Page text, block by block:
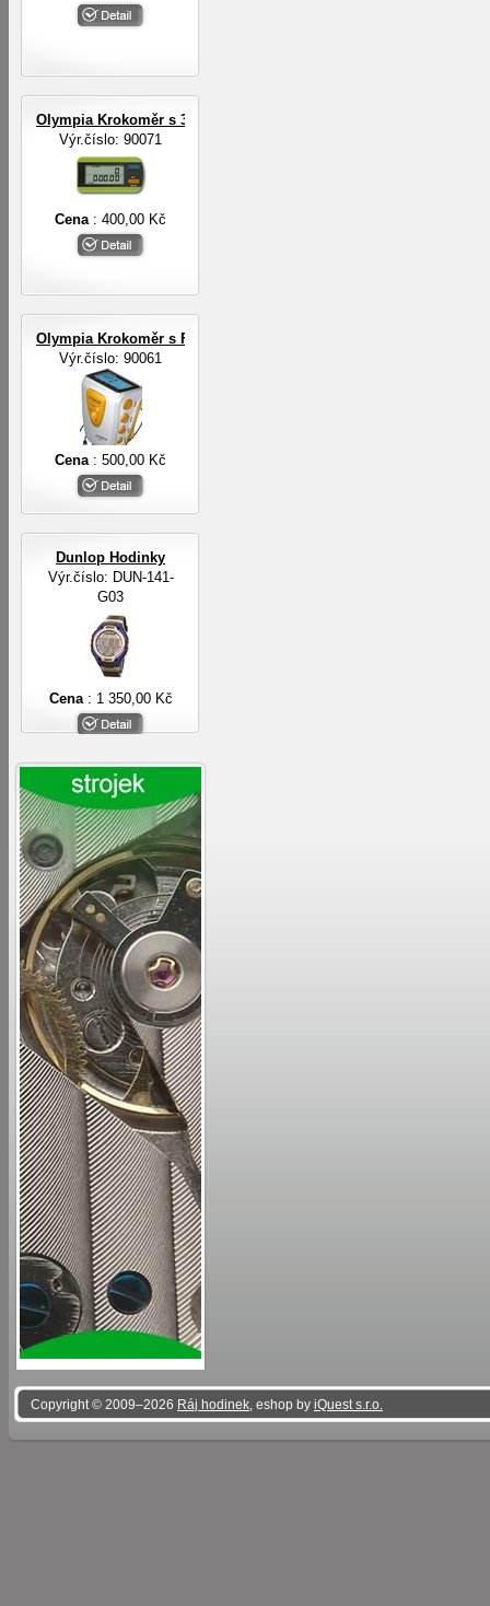
Olympia Krokoměr s 3-D digit.senzorem a EL osvětlením
Výr.číslo: 90071
Cena : 400,00 Kč
Olympia Krokoměr s FM rádiem a sluchátky
Výr.číslo: 90061
Cena : 500,00 Kč
Dunlop Hodinky
Výr.číslo: DUN-141-
G03
Cena : 1 350,00 Kč
Copyright © 2009–2026 Ráj hodinek , eshop by iQuest s.r.o.